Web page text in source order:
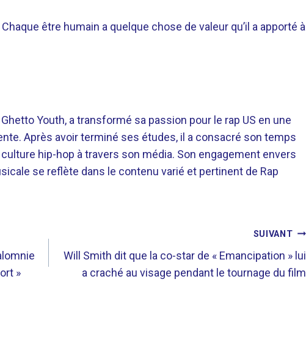
être humain a quelque chose de valeur qu’il a apporté à
Youth, a transformé sa passion pour le rap US en une
Après avoir terminé ses études, il a consacré son temps
hip-hop à travers son média. Son engagement envers
se reflète dans le contenu varié et pertinent de Rap
»
SUIVANT
Will Smith dit que la co-star de « Emancipation » lui
a craché au visage pendant le tournage du film